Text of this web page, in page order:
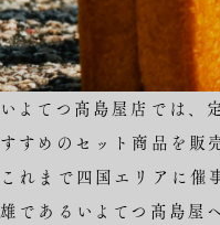
いよてつ髙島屋店では、
すすめのセット商品を販
これまで四国エリアに
雄であるいよてつ髙島屋